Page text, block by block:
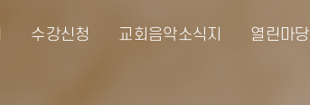
수강신청 교회음악소식지 열린마당